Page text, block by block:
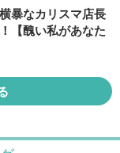
暴なカリスマ店長
【醜い私があなた